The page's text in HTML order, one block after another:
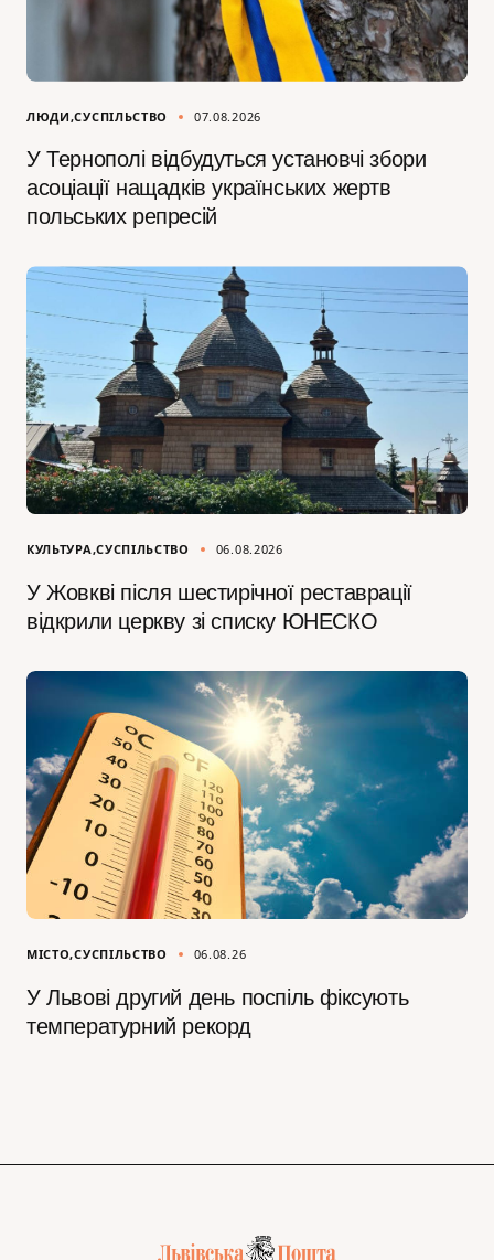
ЛЮДИ СУСПІЛЬСТВО 07.08.2026
У Тернополі відбудуться установчі збори
асоціації нащадків українських жертв
польських репресій
КУЛЬТУРА СУСПІЛЬСТВО 06.08.2026
У Жовкві після шестирічної реставрації
відкрили церкву зі списку ЮНЕСКО
МІСТО СУСПІЛЬСТВО 06.08.26
У Львові другий день поспіль фіксують
температурний рекорд